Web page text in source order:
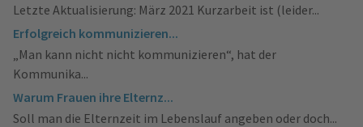
Letzte Aktualisierung: März 2021 Kurzarbeit ist (leider...
Erfolgreich kommunizieren...
„Man kann nicht nicht kommunizieren“, hat der
Kommunika...
Warum Frauen ihre Elternz...
Soll man die Elternzeit im Lebenslauf angeben oder doch...